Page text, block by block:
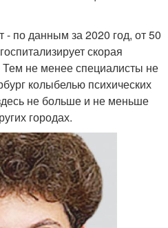
- по данным за 2020 год, от 50
скорая
не менее специалисты не
колыбелью психических
не больше и не меньше
городах.